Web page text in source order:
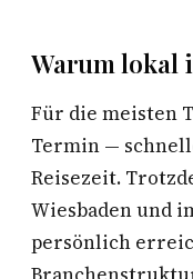
Warum lokal
Für die meisten
Termin —
Reisezeit.
Wiesbaden und
persönlich